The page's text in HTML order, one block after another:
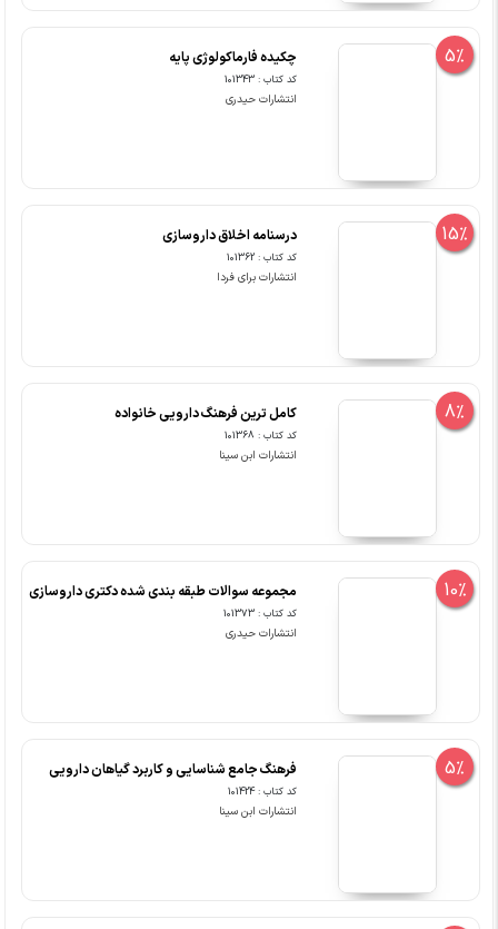
5% چکیده فارماکولوژی پایه
کد کتاب : 101343
انتشارات حیدری
15% درسنامه اخلاق داروسازی
کد کتاب : 101362
انتشارات برای فردا
8% کامل ترین فرهنگ دارویی خانواده
کد کتاب : 101368
انتشارات ابن سینا
10% مجموعه سوالات طبقه بندی شده دکتری داروسازی
کد کتاب : 101373
انتشارات حیدری
5% فرهنگ جامع شناسایی و کاربرد گیاهان دارویی
کد کتاب : 101424
انتشارات ابن سینا